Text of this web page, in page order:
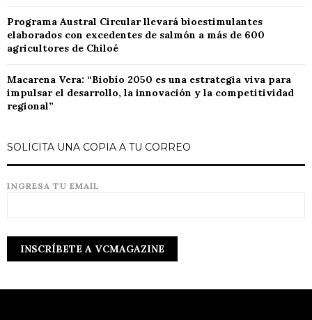
Programa Austral Circular llevará bioestimulantes
elaborados con excedentes de salmón a más de 600
agricultores de Chiloé
Macarena Vera: “Biobío 2050 es una estrategia viva para
impulsar el desarrollo, la innovación y la competitividad
regional”
SOLICITA UNA COPIA A TU CORREO
INGRESA TU EMAIL